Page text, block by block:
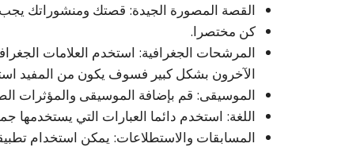
القصة المصورة الجيدة: قصتك ومنشوراتك
كن مختصرا.
المرشحات الجغرافية: استخدم العلامات
الآخرون بشكل كبير فسوف يكون من المفيد
الموسيقى: قم بإضافة الموسيقى والمؤثرات
اللغة: استخدم دائما العبارات التي